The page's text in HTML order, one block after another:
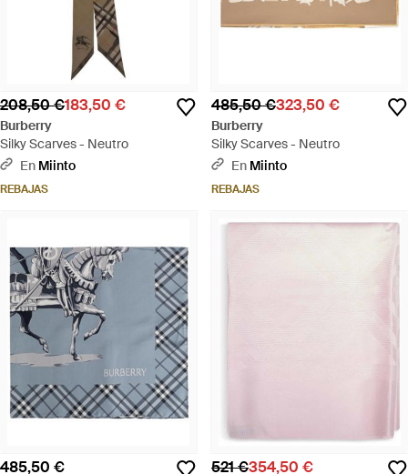
208,50 €183,50 €
Burberry
Silky Scarves - Neutro
En Miinto
REBAJAS
485,50 €323,50 €
Burberry
Silky Scarves - Neutro
En Miinto
REBAJAS
485,50 € 521 €354,50 €